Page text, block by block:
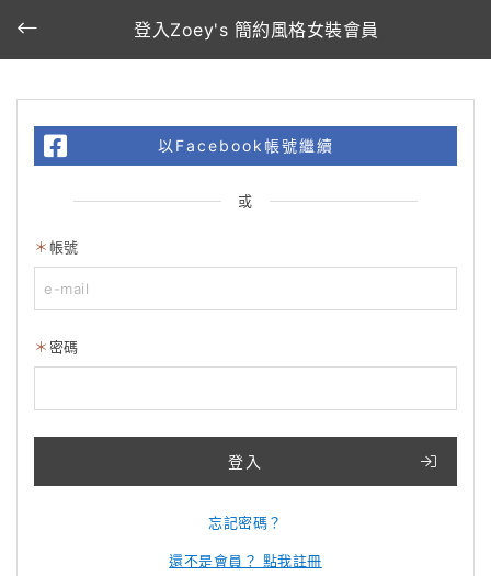
登入Zoey's 簡約風格女裝會員
以Facebook帳號繼續
或
帳號
密碼
登入
忘記密碼？
還不是會員？ 點我註冊